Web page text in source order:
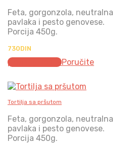
Feta, gorgonzola, neutralna
pavlaka i pesto genovese.
Porcija 450g.
730DIN
Додај у корпуPoručite
Tortilja sa pršutom
Feta, gorgonzola, neutralna
pavlaka i pesto genovese.
Porcija 450g.